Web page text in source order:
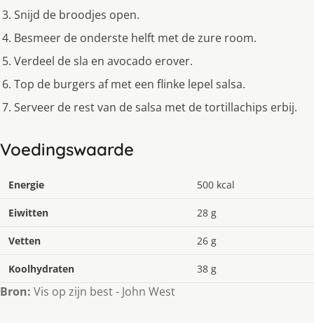
Snijd de broodjes open.
Besmeer de onderste helft met de zure room.
Verdeel de sla en avocado erover.
Top de burgers af met een flinke lepel salsa.
Serveer de rest van de salsa met de tortillachips erbij.
Voedingswaarde
Energie 500 kcal
Eiwitten 28 g
Vetten 26 g
Koolhydraten 38 g
Bron: Vis op zijn best - John West